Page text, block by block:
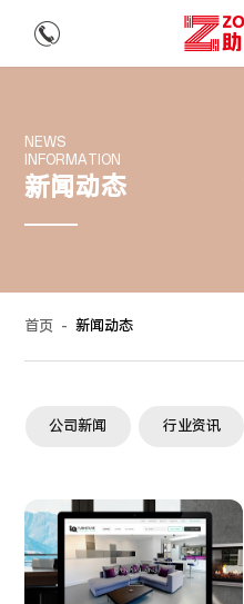
NEWS
INFORMATION
新闻动态
首页 - 新闻动态
公司新闻 行业资讯